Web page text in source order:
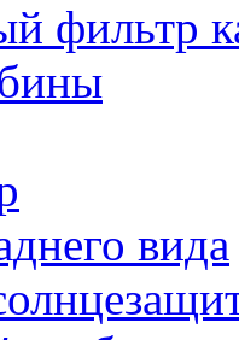
фильтр
вида